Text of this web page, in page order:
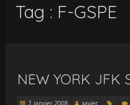
Tag : F-GSPE
NEW YORK JFK
7 janvier 2008 xavier